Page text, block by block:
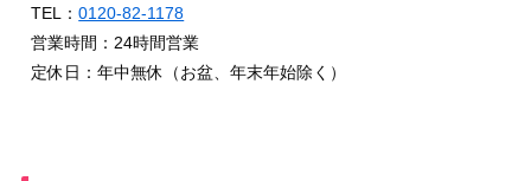
TEL：0120-82-1178
営業時間：24時間営業
定休日：年中無休（お盆、年末年始除く）